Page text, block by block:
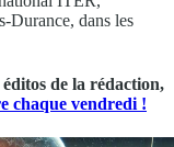
Durance, dans les
de la rédaction,
chaque vendredi !